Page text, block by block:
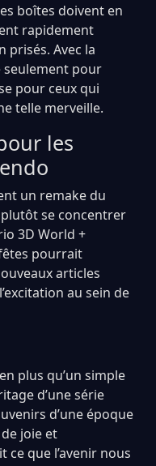
boîtes doivent en
rapidement
prisés. Avec la
seulement pour
pour ceux qui
telle merveille.
les
un remake du
se concentrer
3D World +
pourrait
articles
au sein de
plus qu’un simple
d’une série
d’une époque
joie et
ce que l’avenir nous